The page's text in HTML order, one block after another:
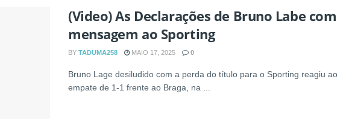
(Video) As Declarações de Bruno Labe com
mensagem ao Sporting
BY TADUMA258 MAIO 17, 2025 0
Bruno Lage desiludido com a perda do título para o Sporting reagiu ao
empate de 1-1 frente ao Braga, na ...